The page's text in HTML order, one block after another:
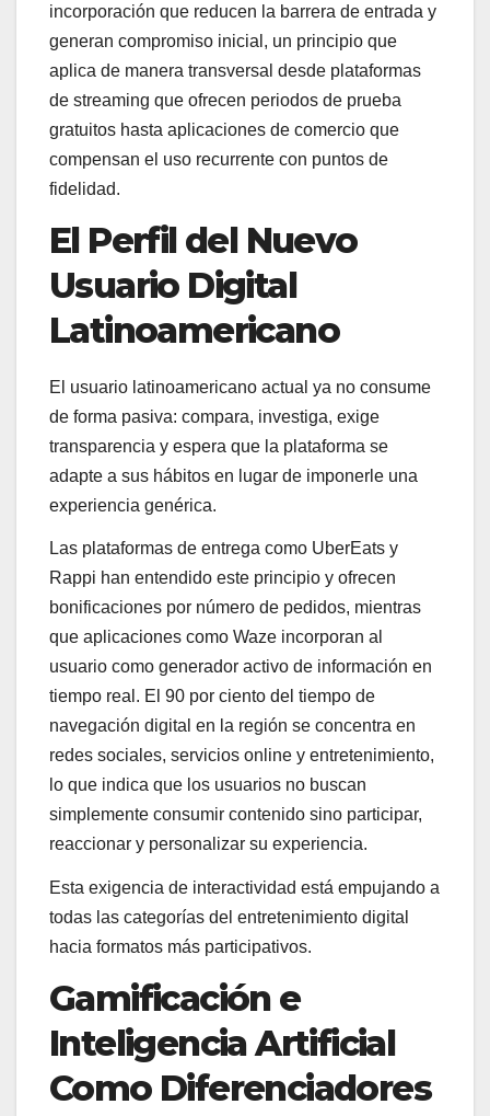
incorporación que reducen la barrera de entrada y
generan compromiso inicial, un principio que
aplica de manera transversal desde plataformas
de streaming que ofrecen periodos de prueba
gratuitos hasta aplicaciones de comercio que
compensan el uso recurrente con puntos de
fidelidad.
El Perfil del Nuevo
Usuario Digital
Latinoamericano
El usuario latinoamericano actual ya no consume
de forma pasiva: compara, investiga, exige
transparencia y espera que la plataforma se
adapte a sus hábitos en lugar de imponerle una
experiencia genérica.
Las plataformas de entrega como UberEats y
Rappi han entendido este principio y ofrecen
bonificaciones por número de pedidos, mientras
que aplicaciones como Waze incorporan al
usuario como generador activo de información en
tiempo real. El 90 por ciento del tiempo de
navegación digital en la región se concentra en
redes sociales, servicios online y entretenimiento,
lo que indica que los usuarios no buscan
simplemente consumir contenido sino participar,
reaccionar y personalizar su experiencia.
Esta exigencia de interactividad está empujando a
todas las categorías del entretenimiento digital
hacia formatos más participativos.
Gamificación e
Inteligencia Artificial
Como Diferenciadores